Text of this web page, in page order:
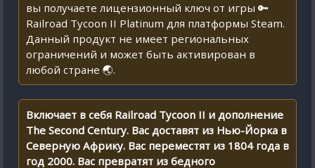
вы получаете лицензионный ключ от игры 🔑
Railroad Tycoon II Platinum для платформы Steam.
Данный продукт не имеет региональных
ограничений и может быть активирован в
любой стране 🌏.
Включает в себя Railroad Tycoon II и дополнение
The Second Century. Вас доставят из Нью-Йорка в
Северную Африку. Вас переместят из 1804 года в
год 2000. Вас превратят из бедного